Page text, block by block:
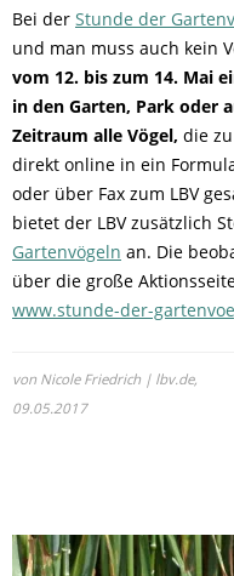
Bei der Stunde der
und man muss auch kein
vom 12. bis zum 14. Mai
in den Garten, Park oder
Zeitraum alle Vögel, die
direkt online in ein
oder über Fax zum LBV
bietet der LBV zusätzlich
Gartenvögeln an. Die
über die große
www.stunde-der-
von Nicole Friedrich | lbv.de,
09.05.2017